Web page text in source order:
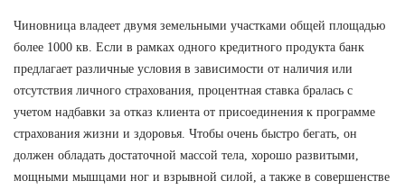
Чиновница владеет двумя земельными участками общей площадью
более 1000 кв. Если в рамках одного кредитного продукта банк
предлагает различные условия в зависимости от наличия или
отсутствия личного страхования, процентная ставка бралась с
учетом надбавки за отказ клиента от присоединения к программе
страхования жизни и здоровья. Чтобы очень быстро бегать, он
должен обладать достаточной массой тела, хорошо развитыми,
мощными мышцами ног и взрывной силой, а также в совершенстве